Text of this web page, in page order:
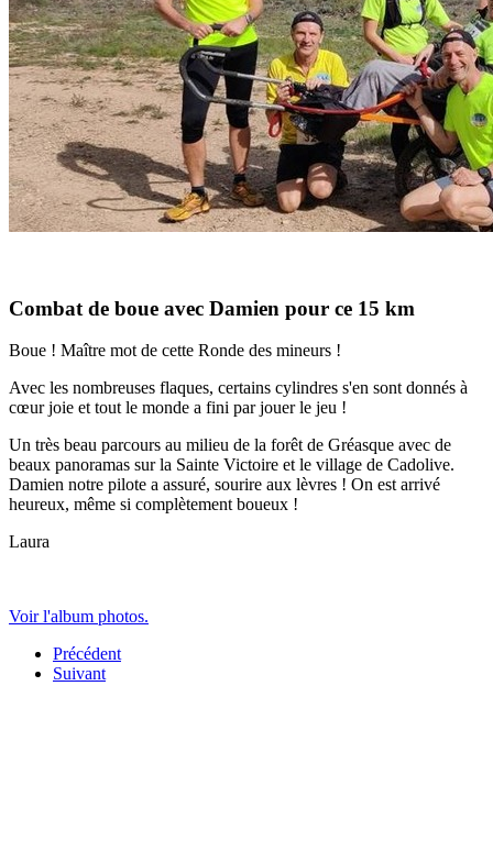
Combat de boue avec Damien pour ce 15 km
Boue ! Maître mot de cette Ronde des mineurs !
Avec les nombreuses flaques, certains cylindres s'en sont donnés à
cœur joie et tout le monde a fini par jouer le jeu !
Un très beau parcours au milieu de la forêt de Gréasque avec de
beaux panoramas sur la Sainte Victoire et le village de Cadolive.
Damien notre pilote a assuré, sourire aux lèvres ! On est arrivé
heureux, même si complètement boueux !
Laura
Voir l'album photos.
Précédent
Suivant